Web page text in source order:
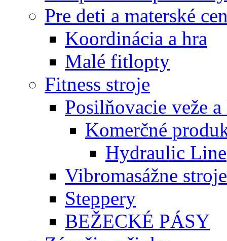
Pre deti a materské
Koordinácia a hra
Malé fitlopty
Fitness stroje
Posilňovacie veže
Komerčné
Hydraulic Line
Vibromasážne stroje
Steppery
BEŽECKÉ PÁSY